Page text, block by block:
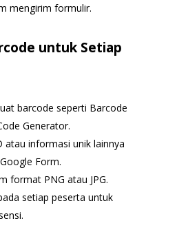
mengirim formulir.
untuk Setiap
barcode seperti Barcode
Generator.
atau informasi unik lainnya
Form.
format PNG atau JPG.
setiap peserta untuk